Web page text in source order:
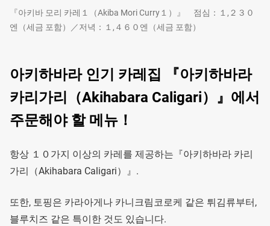
『아키바 모리 카레１（Akiba Mori Curry１）』 점심：１,２３０
엔（세금 포함）／저녁：１,４６０엔（세금 포함）
아키하바라 인기 카레집 『아키하바라
카리가리（Akihabara Caligari）』에서
주문해야 할 메뉴！
항상 １０가지 이상의 카레를 제공하는『아키하바라 카리
가리（Akihabara Caligari）』.
또한, 토핑은 카라아게나 카니크림코로케 같은 튀김류부터,
블루치즈 같은 특이한 것도 있습니다.